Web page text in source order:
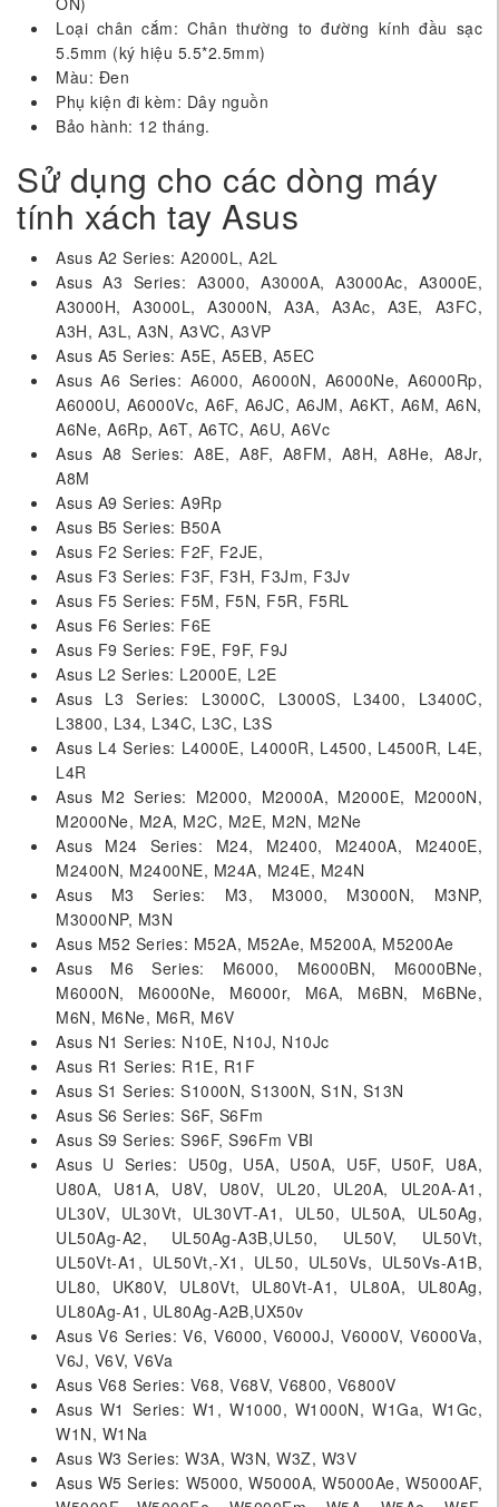
Loại chân cắm: Chân thường to đường kính đầu sạc
5.5mm (ký hiệu 5.5*2.5mm)
Màu: Đen
Phụ kiện đi kèm: Dây nguồn
Bảo hành: 12 tháng.
Sử dụng cho các dòng máy
tính xách tay Asus
Asus A2 Series: A2000L, A2L
Asus A3 Series: A3000, A3000A, A3000Ac, A3000E,
A3000H, A3000L, A3000N, A3A, A3Ac, A3E, A3FC,
A3H, A3L, A3N, A3VC, A3VP
Asus A5 Series: A5E, A5EB, A5EC
Asus A6 Series: A6000, A6000N, A6000Ne, A6000Rp,
A6000U, A6000Vc, A6F, A6JC, A6JM, A6KT, A6M, A6N,
A6Ne, A6Rp, A6T, A6TC, A6U, A6Vc
Asus A8 Series: A8E, A8F, A8FM, A8H, A8He, A8Jr,
A8M
Asus A9 Series: A9Rp
Asus B5 Series: B50A
Asus F2 Series: F2F, F2JE,
Asus F3 Series: F3F, F3H, F3Jm, F3Jv
Asus F5 Series: F5M, F5N, F5R, F5RL
Asus F6 Series: F6E
Asus F9 Series: F9E, F9F, F9J
Asus L2 Series: L2000E, L2E
Asus L3 Series: L3000C, L3000S, L3400, L3400C,
L3800, L34, L34C, L3C, L3S
Asus L4 Series: L4000E, L4000R, L4500, L4500R, L4E,
L4R
Asus M2 Series: M2000, M2000A, M2000E, M2000N,
M2000Ne, M2A, M2C, M2E, M2N, M2Ne
Asus M24 Series: M24, M2400, M2400A, M2400E,
M2400N, M2400NE, M24A, M24E, M24N
Asus M3 Series: M3, M3000, M3000N, M3NP,
M3000NP, M3N
Asus M52 Series: M52A, M52Ae, M5200A, M5200Ae
Asus M6 Series: M6000, M6000BN, M6000BNe,
M6000N, M6000Ne, M6000r, M6A, M6BN, M6BNe,
M6N, M6Ne, M6R, M6V
Asus N1 Series: N10E, N10J, N10Jc
Asus R1 Series: R1E, R1F
Asus S1 Series: S1000N, S1300N, S1N, S13N
Asus S6 Series: S6F, S6Fm
Asus S9 Series: S96F, S96Fm VBI
Asus U Series: U50g, U5A, U50A, U5F, U50F, U8A,
U80A, U81A, U8V, U80V, UL20, UL20A, UL20A-A1,
UL30V, UL30Vt, UL30VT-A1, UL50, UL50A, UL50Ag,
UL50Ag-A2, UL50Ag-A3B,UL50, UL50V, UL50Vt,
UL50Vt-A1, UL50Vt,-X1, UL50, UL50Vs, UL50Vs-A1B,
UL80, UK80V, UL80Vt, UL80Vt-A1, UL80A, UL80Ag,
UL80Ag-A1, UL80Ag-A2B,UX50v
Asus V6 Series: V6, V6000, V6000J, V6000V, V6000Va,
V6J, V6V, V6Va
Asus V68 Series: V68, V68V, V6800, V6800V
Asus W1 Series: W1, W1000, W1000N, W1Ga, W1Gc,
W1N, W1Na
Asus W3 Series: W3A, W3N, W3Z, W3V
Asus W5 Series: W5000, W5000A, W5000Ae, W5000AF,